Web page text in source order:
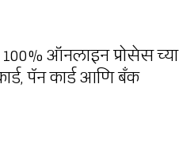
ऑनलाइन प्रोसेस च्या
पॅन कार्ड आणि बँक